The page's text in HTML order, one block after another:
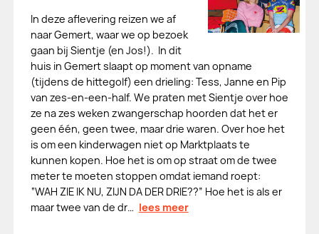
In deze aflevering reizen we af
naar Gemert, waar we op bezoek
gaan bij Sientje (en Jos!). In dit
huis in Gemert slaapt op moment van opname
(tijdens de hittegolf) een drieling: Tess, Janne en Pip
van zes-en-een-half. We praten met Sientje over hoe
ze na zes weken zwangerschap hoorden dat het er
geen één, geen twee, maar drie waren. Over hoe het
is om een kinderwagen niet op Marktplaats te
kunnen kopen. Hoe het is om op straat om de twee
meter te moeten stoppen omdat iemand roept:
“WAH ZIE IK NU, ZIJN DA DER DRIE??” Hoe het is als er
maar twee van de dr… lees meer